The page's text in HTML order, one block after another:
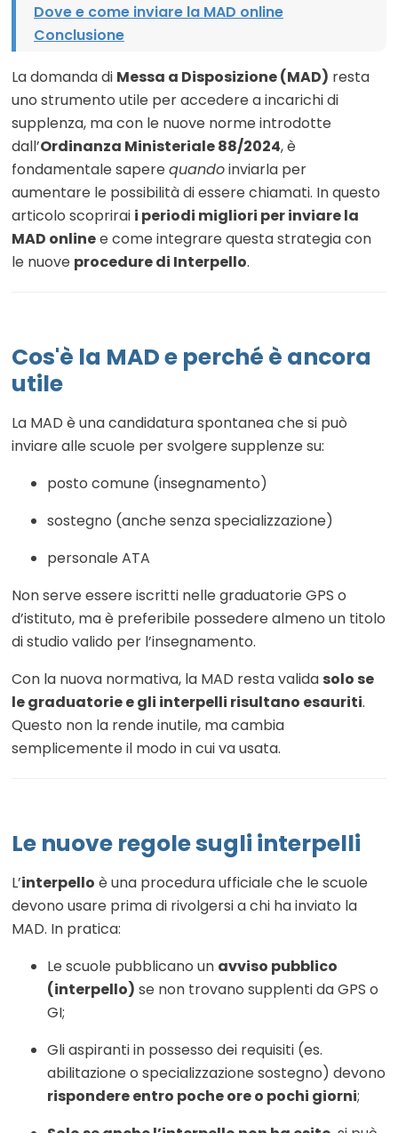
Dove e come inviare la MAD online
Conclusione
La domanda di Messa a Disposizione (MAD) resta
uno strumento utile per accedere a incarichi di
supplenza, ma con le nuove norme introdotte
dall’Ordinanza Ministeriale 88/2024, è
fondamentale saperequandoinviarla per
aumentare le possibilità di essere chiamati. In questo
articolo scoprirai i periodi migliori per inviare la
MAD onlinee come integrare questa strategia con
le nuove procedure di Interpello.
Cos'è la MAD e perché è ancora
utile
La MAD è una candidatura spontanea che si può
inviare alle scuole per svolgere supplenze su:
posto comune (insegnamento)
sostegno (anche senza specializzazione)
personale ATA
Non serve essere iscritti nelle graduatorie GPS o
d’istituto, ma è preferibile possedere almeno un titolo
di studio valido per l’insegnamento.
Con la nuova normativa, la MAD resta valida solo se
le graduatorie e gli interpelli risultano esauriti.
Questo non la rende inutile, ma cambia
semplicemente il modo in cui va usata.
Le nuove regole sugli interpelli
L’interpello è una procedura ufficiale che le scuole
devono usare prima di rivolgersi a chi ha inviato la
MAD. In pratica:
Le scuole pubblicano un avviso pubblico
(interpello) se non trovano supplenti da GPS o
GI;
Gli aspiranti in possesso dei requisiti (es.
abilitazione o specializzazione sostegno) devono
rispondere entro poche ore o pochi giorni;